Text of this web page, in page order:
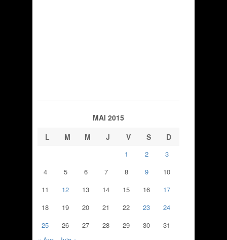
MAI 2015
L
M M J V S D
1 2
3
4
5 6 7 8 9
10
11
12 13 14 15 16
17
18
19 20 21 22 23
24
25
26 27 28 29 30
31